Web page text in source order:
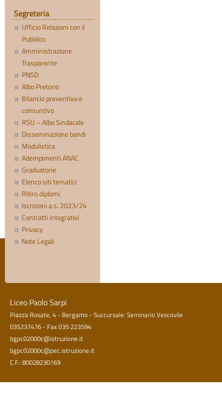
Segreteria
Ufficio Relazioni con il
Pubblico
Amministrazione
Trasparente
PNSD
Albo Pretorio
Bilancio preventivo e
consuntivo
RSU – Albo Sindacale
Disseminazione bandi
Modulistica
Adempimenti ANAC
Graduatorie
Elenco siti tematici
Ritiro diplomi
Iscrizioni a.s. 2023/24
Contratti integrativi
Privacy
Note Legali
Liceo Paolo Sarpi
Piazza Rosate, 4 - Bergamo - Succursale: Seminario Vescovile
035237476 - Fax 035 223594
bgpc02000c@istruzione.it
bgpc02000c@pec.istruzione.it
C.F.: 80028230169